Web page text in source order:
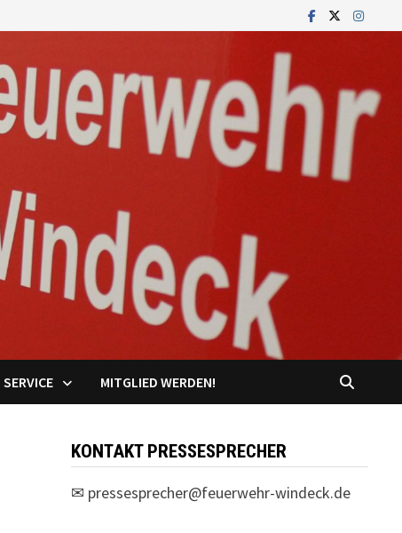
SERVICE MITGLIED WERDEN!
KONTAKT PRESSESPRECHER
✉ pressesprecher@feuerwehr-windeck.de